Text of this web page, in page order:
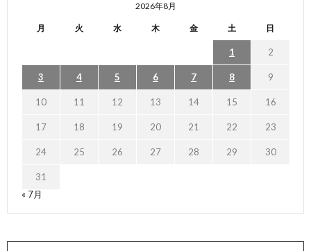
2026年8月
月 火 水 木 金 土 日
1 2
3 4 5 6 7 8 9
10 11 12 13 14 15 16
17 18 19 20 21 22 23
24 25 26 27 28 29 30
31
« 7月